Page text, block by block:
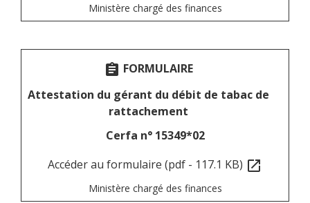
Ministère chargé des finances
assignment FORMULAIRE
Attestation du gérant du débit de tabac de
rattachement
Cerfa n° 15349*02
Accéder au formulaire (pdf - 117.1 KB) open_in_new
Ministère chargé des finances